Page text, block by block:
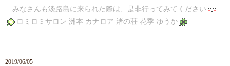
みなさんも淡路島に来られた際は、是非行ってみてください
ロミロミサロン 洲本 カナロア 渚の荘 花季 ゆうか
2019/06/05